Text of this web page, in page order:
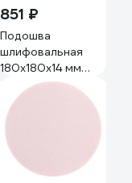
851 ₽
Подошва
шлифовальная
180x180x14 мм
Uniq tool UTG-
S912